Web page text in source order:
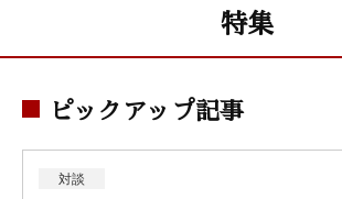
特集
ピックアップ記事
対談